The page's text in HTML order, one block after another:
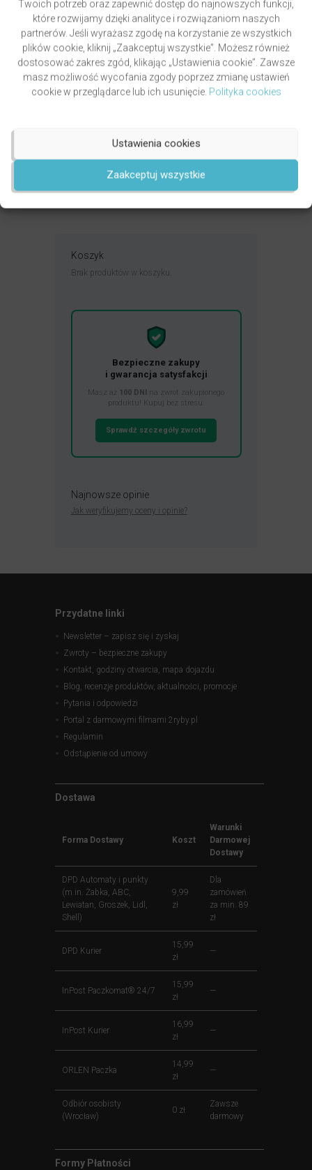
Twoich potrzeb oraz zapewnić dostęp do najnowszych funkcji,
które rozwijamy dzięki analityce i rozwiązaniom naszych
partnerów. Jeśli wyrażasz zgodę na korzystanie ze wszystkich
plików cookie, kliknij „Zaakceptuj wszystkie”. Możesz również
dostosować zakres zgód, klikając „Ustawienia cookie”. Zawsze
masz możliwość wycofania zgody poprzez zmianę ustawień
cookie w przeglądarce lub ich usunięcie. Polityka cookies
Zaakceptuj wszystkie
Ustawienia cookies
49,00zł
DODAJ DO KOSZYKA
Koszyk
Brak produktów w koszyku.
Bezpieczne zakupy
i gwarancja satysfakcji
Masz aż 100 DNI na zwrot zakupionego
produktu! Kupuj bez stresu.
Sprawdź szczegóły zwrotu
Najnowsze opinie
Jak weryfikujemy oceny i opinie?
Przydatne linki
Newsletter – zapisz się i zyskaj
Zwroty – bezpieczne zakupy
Kontakt, godziny otwarcia, mapa dojazdu
Blog, recenzje produktów, aktualności, promocje
Pytania i odpowiedzi
Portal z darmowymi filmami 2ryby.pl
Regulamin
Odstąpienie od umowy
Dostawa
Forma Dostawy Koszt
Warunki
Darmowej
Dostawy
DPD Automaty i punkty
(m.in. Żabka, ABC,
Lewiatan, Groszek, Lidl,
Shell)
9,99
zł
Dla
zamówień
za min. 89
zł
DPD Kurier
15,99
zł
—
InPost Paczkomat® 24/7
15,99
zł
—
InPost Kurier
16,99
zł
—
ORLEN Paczka
14,99
zł
—
Odbiór osobisty
(Wrocław)
0 zł
Zawsze
darmowy
Formy Płatności